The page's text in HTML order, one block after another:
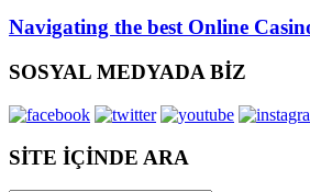
Navigating the best Online
SOSYAL MEDYADA BİZ
SİTE İÇİNDE ARA